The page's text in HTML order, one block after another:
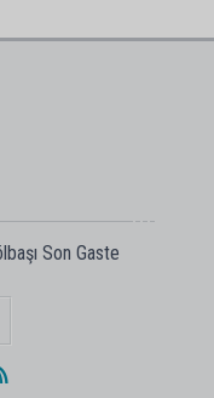
Son Gaste